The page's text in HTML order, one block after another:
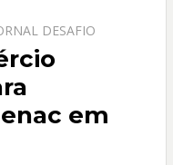
DESAFIO
em